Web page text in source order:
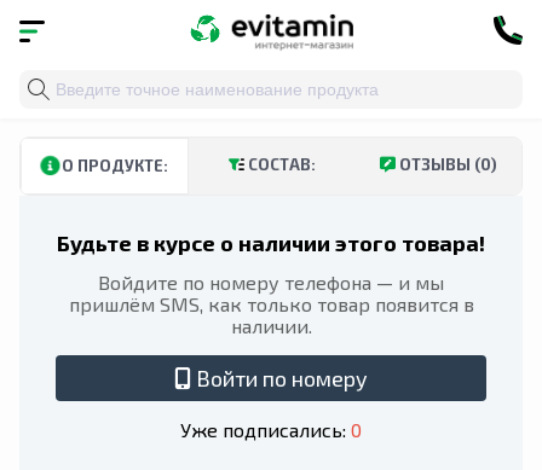
Главная Витамины и минералы
О ПРОДУКТЕ: СОСТАВ: ОТЗЫВЫ (0)
Будьте в курсе о наличии этого товара!
Войдите по номеру телефона — и мы
пришлём SMS, как только товар появится в
наличии.
Войти по номеру
Уже подписались: 0